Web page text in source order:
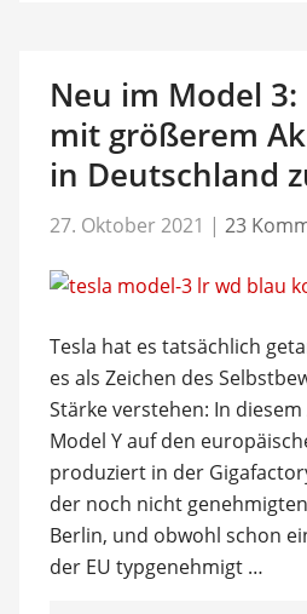
Neu im Model 3:
mit größerem
in Deutschland
27. Oktober 2021 | 23
Tesla hat es tatsächlich
es als Zeichen des
Stärke verstehen: In
Model Y auf den
produziert in der
der noch nicht
Berlin, und obwohl schon
der EU typgenehmigt …